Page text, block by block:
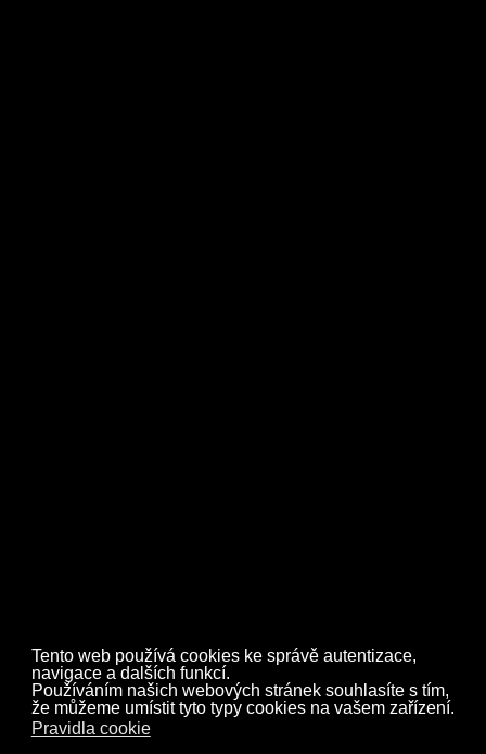
Tento web používá cookies ke správě autentizace,
navigace a dalších funkcí.
Používáním našich webových stránek souhlasíte s tím,
že můžeme umístit tyto typy cookies na vašem zařízení.
Pravidla cookie